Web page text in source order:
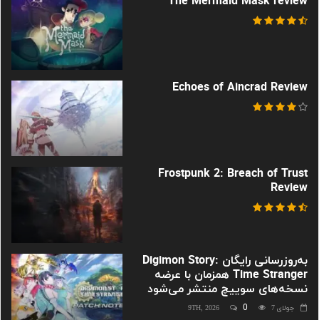
Echoes of Aincrad Review
Frostpunk 2: Breach of Trust
Review
به‌روزرسانی رایگان Digimon Story:
Time Stranger همزمان با عرضه
نسخه‌های سوییچ منتشر می‌شود
جولای 9TH, 2026 0 7